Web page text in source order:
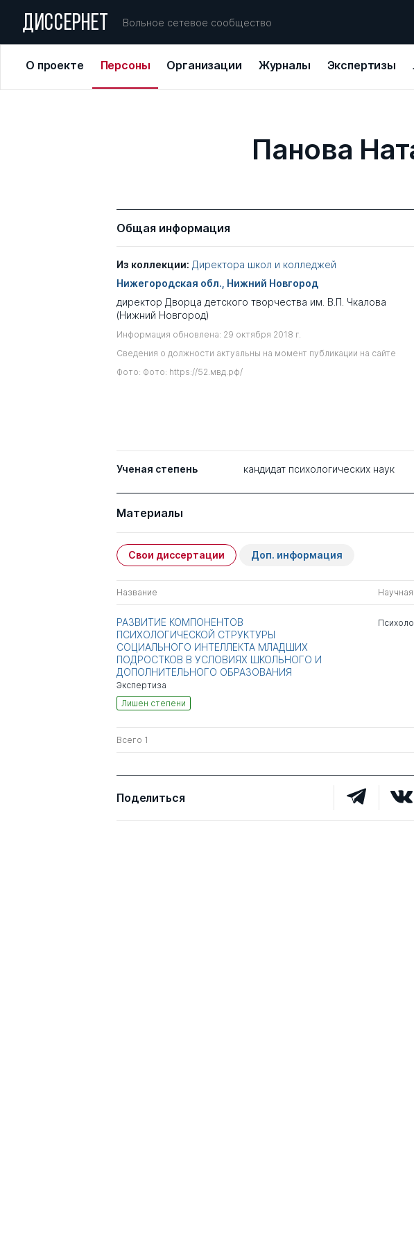
ДИССЕРНЕТ Вольное сетевое сообщество
О проекте Персоны Организации Журналы Экспертизы
Панова
Общая информация
Из коллекции: Директора школ и колледжей
Нижегородская обл., Нижний Новгород
директор Дворца детского творчества им. В.П. Чкалова
(Нижний Новгород)
Информация обновлена: 29 октября 2018 г.
Сведения о должности актуальны на момент публикации на сайте
Фото: Фото: https://52.мвд.рф/
Ученая степень кандидат психологических наук
Материалы
Свои диссертации Доп. информация
Название
РАЗВИТИЕ КОМПОНЕНТОВ
ПСИХОЛОГИЧЕСКОЙ СТРУКТУРЫ
СОЦИАЛЬНОГО ИНТЕЛЛЕКТА МЛАДШИХ
ПОДРОСТКОВ В УСЛОВИЯХ ШКОЛЬНОГО И
ДОПОЛНИТЕЛЬНОГО ОБРАЗОВАНИЯ
Экспертиза
Лишен степени
Всего 1
Поделиться